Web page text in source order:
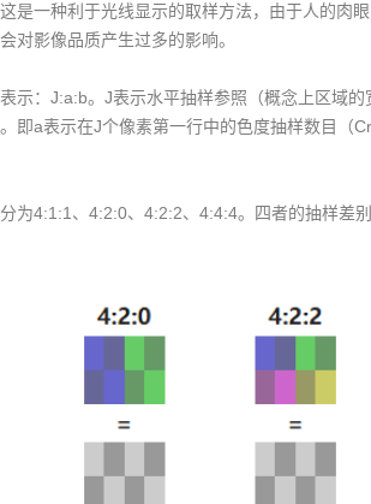
是一种利于光线显示的取样方法，由于人的肉
对影像品质产生过多的影响。
示：J:a:b。J表示水平抽样参照（概念上区域
即a表示在J个像素第一行中的色度抽样数目（
为4:1:1、4:2:0、4:2:2、4:4:4。四者的抽样差